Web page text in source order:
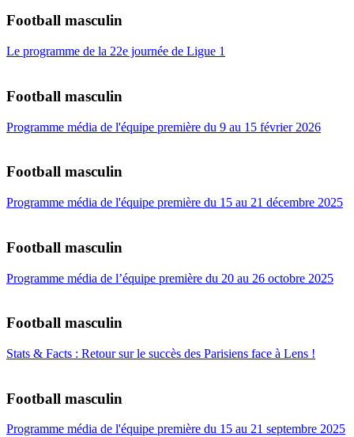
Football masculin
Le programme de la 22e journée de Ligue 1
Football masculin
Programme média de l'équipe première du 9 au 15 février 2026
Football masculin
Programme média de l'équipe première du 15 au 21 décembre 2025
Football masculin
Programme média de l’équipe première du 20 au 26 octobre 2025
Football masculin
Stats & Facts : Retour sur le succès des Parisiens face à Lens !
Football masculin
Programme média de l'équipe première du 15 au 21 septembre 2025